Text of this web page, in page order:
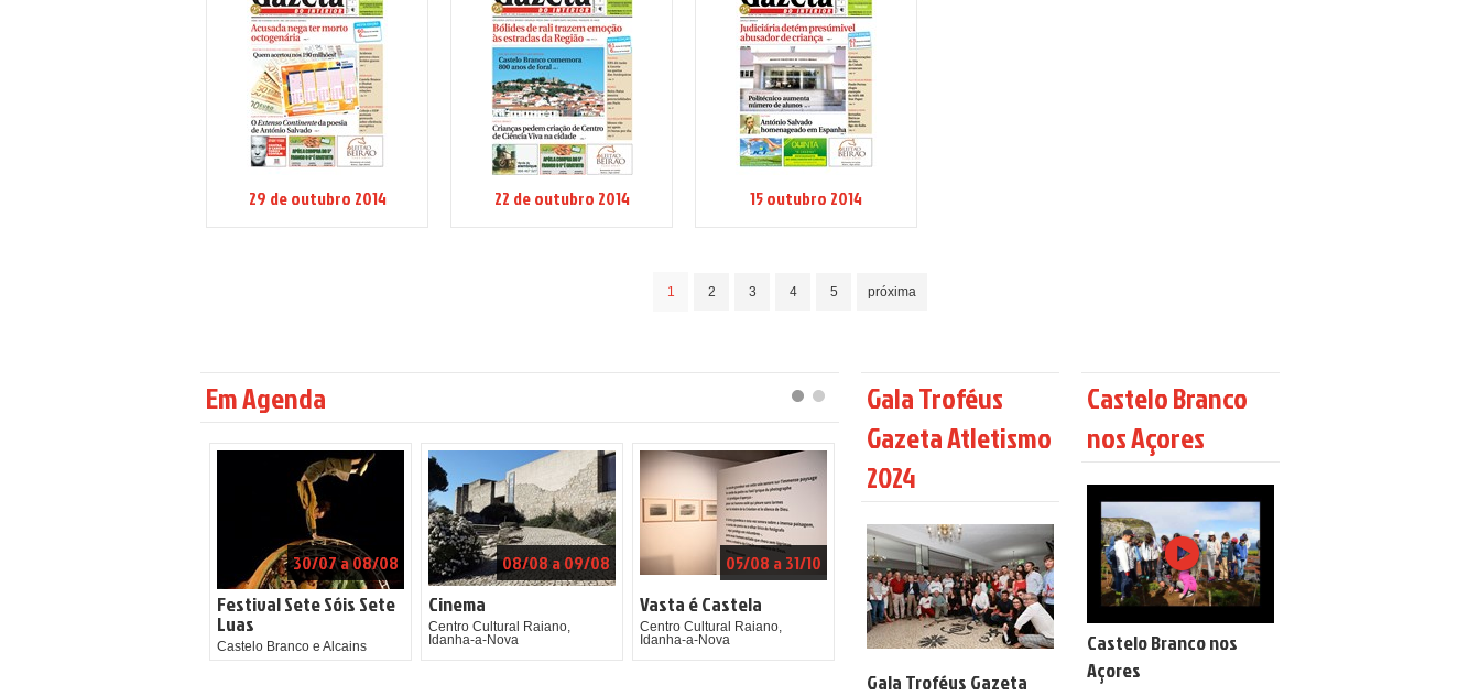
29 de outubro 2014 22 de outubro 2014 15 outubro 2014
1 2 3 4 5 próxima
Em Agenda
30/07 a 08/08
Festival Sete Sóis Sete
Luas
Castelo Branco e Alcains
08/08 a 09/08
Cinema
Centro Cultural Raiano,
Idanha-a-Nova
05/08 a 31/10
Vasta é Castela
Centro Cultural Raiano,
Idanha-a-Nova
Gala Troféus
Gazeta Atletismo
2024
Gala Troféus Gazeta
Castelo Branco
nos Açores
Castelo Branco nos
Açores